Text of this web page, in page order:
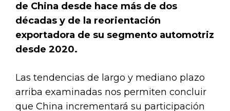
de China desde hace más de dos
décadas y de la reorientación
exportadora de su segmento automotriz
desde 2020.
Las tendencias de largo y mediano plazo
arriba examinadas nos permiten concluir
que China incrementará su participación